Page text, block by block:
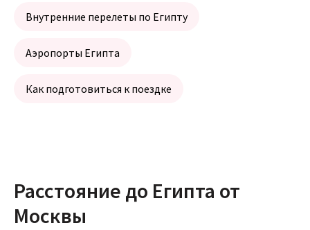
Внутренние перелеты по Египту
Аэропорты Египта
Как подготовиться к поездке
Расстояние до Египта от
Москвы